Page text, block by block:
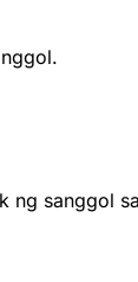
ng sanggol